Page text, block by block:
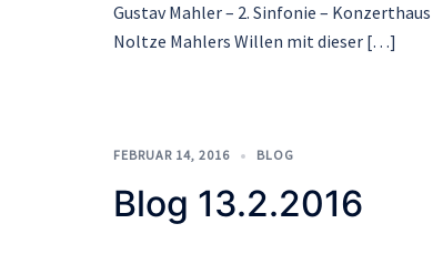
Gustav Mahler – 2. Sinfonie –
Noltze Mahlers Willen mit dieser […]
FEBRUAR 14, 2016 BLOG
Blog 13.2.2016